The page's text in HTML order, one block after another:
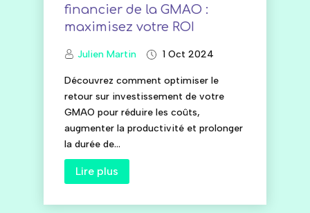
financier de la GMAO :
maximisez votre ROI
Julien Martin 1 Oct 2024
Découvrez comment optimiser le
retour sur investissement de votre
GMAO pour réduire les coûts,
augmenter la productivité et prolonger
la durée de...
Lire plus